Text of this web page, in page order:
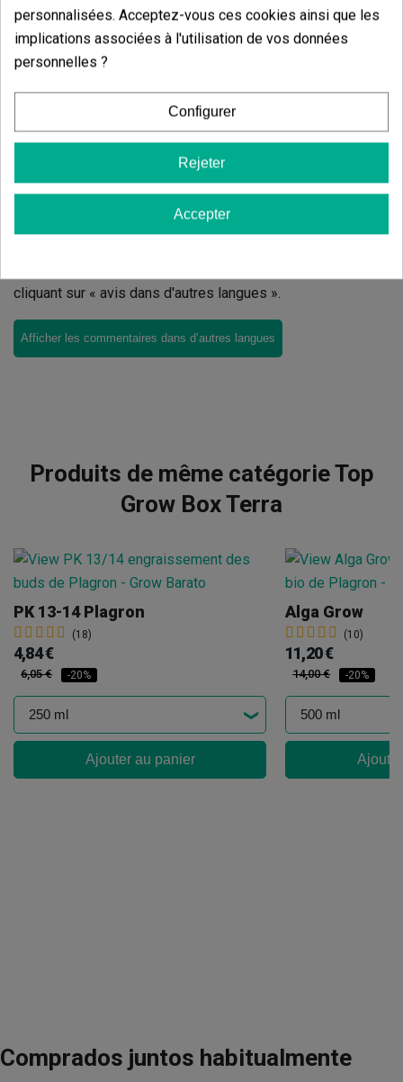
Écrivez votre commentaire
5de 5
Trier par:
Commentaires surTop Grow Box
Terra
cliquant sur « avis dans d'autres langues ».
Afficher les commentaires dans d’autres langues
Produits de même catégorie Top
Grow Box Terra
PK 13-14 Plagron
(18)
4,84 €
6,05 € -20%
Ajouter au panier
Alga Grow
(10)
11,20 €
14,00 € -20%
Comprados juntos habitualmente
personnalisées. Acceptez-vous ces cookies ainsi que les
implications associées à l'utilisation de vos données
personnelles ?
Configurer
Rejeter
Accepter